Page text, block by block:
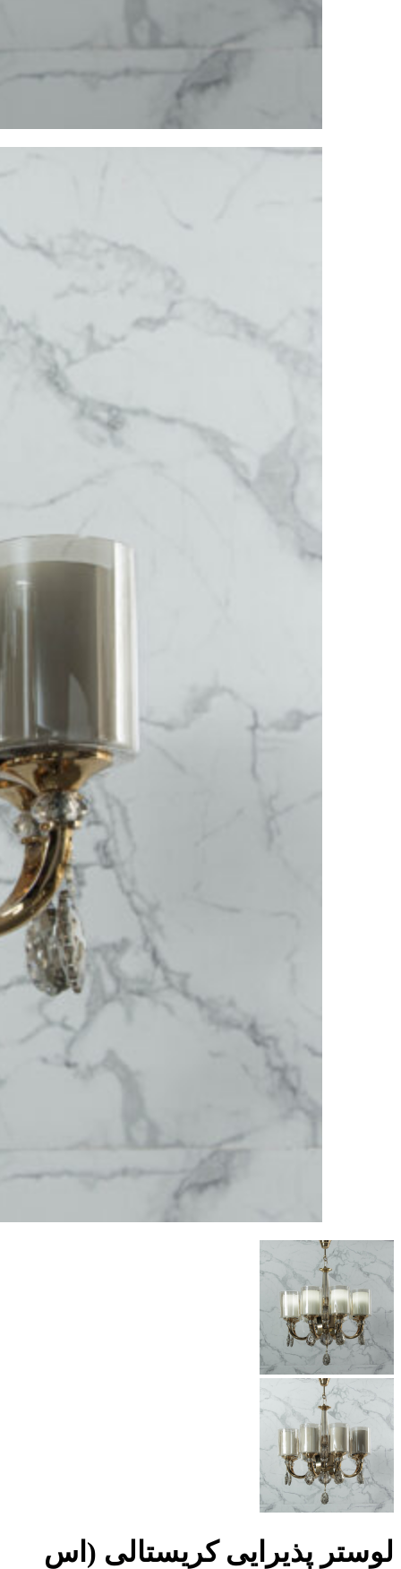
لوستر پذیرایی کریستالی (اس